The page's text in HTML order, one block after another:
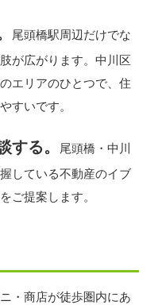
尾頭橋駅周辺だけでな
が広がります。中川区
エリアのひとつで、住
すいです。
する。
尾頭橋・中川
している不動産のイブ
ご提案します。
・商店が徒歩圏内にあ